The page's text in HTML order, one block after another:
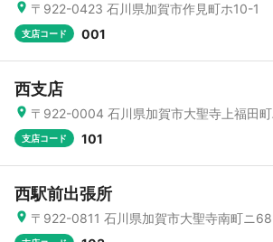
〒922-0423 石川県加賀市作見町ホ10-1
支店コード 001
西支店
〒922-0004 石川県加賀市大聖寺上福田
支店コード 101
西駅前出張所
〒922-0811 石川県加賀市大聖寺南町ニ